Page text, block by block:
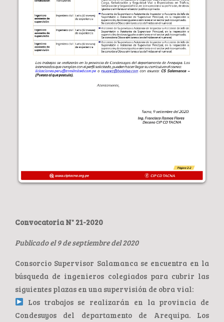
Convocatoria N° 21-2020
Publicado el 9 de septiembre del 2020
Consorcio Supervisor Salamanca se encuentra en la
búsqueda de ingenieros colegiados para cubrir las
siguientes plazas en una supervisión de obra vial:
Los trabajos se realizarán en la provincia de
Condesuyos del departamento de Arequipa. Los